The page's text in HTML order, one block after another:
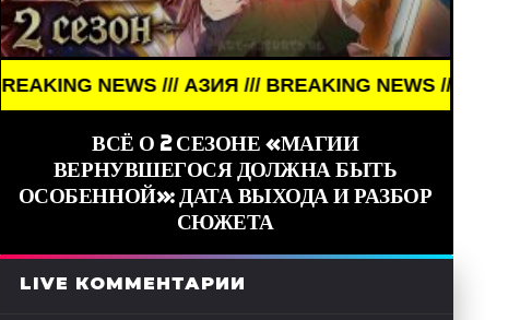
NEWS /// АЗИЯ /// BREAKING NEWS /// АЗИЯ ///
ВСЁ О 2 СЕЗОНЕ «МАГИИ
ВЕРНУВШЕГОСЯ ДОЛЖНА БЫТЬ
ОСОБЕННОЙ»: ДАТА ВЫХОДА И РАЗБОР
СЮЖЕТА
LIVE КОММЕНТАРИИ